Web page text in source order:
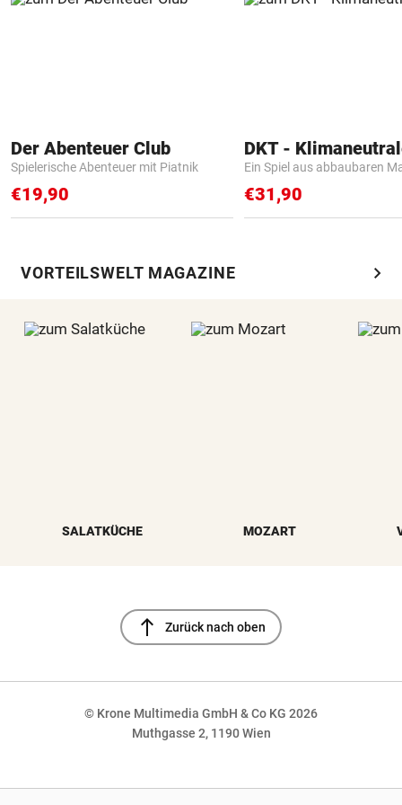
Der Abenteuer Club
Spielerische Abenteuer mit Piatnik
€19,90
Ein Spiel aus abbaubaren
€31,90
VORTEILSWELT MAGAZINE chevron_right
SALATKÜCHE MOZART
north Zurück nach oben
© Krone Multimedia GmbH & Co KG 2026
Muthgasse 2, 1190 Wien
NaN%